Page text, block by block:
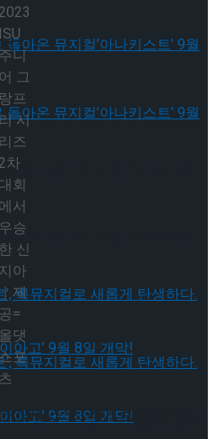
돌아온 뮤지컬’아나키스
’, 록뮤지컬로 새롭게 탄생
돌아온 뮤지컬’아나키스
2023
니
어 그
랑프
시
리즈
2차
대회
에서
우승
한 신
지아
제
공=
올댓
포
츠
시간) 오스트리아 린츠에서 개